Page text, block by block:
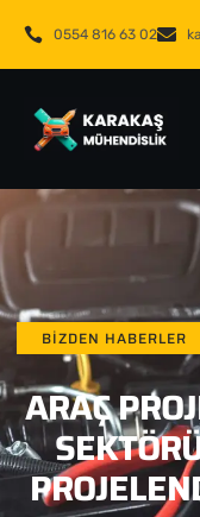
0554 816 63 02
BIZDEN HABERLER
ARAÇ